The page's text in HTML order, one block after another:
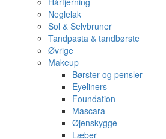
Neglelak
Sol & Selvbruner
Tandpasta & tandbørste
Øvrige
Makeup
Børster og pensler
Eyeliners
Foundation
Mascara
Øjenskygge
Læber